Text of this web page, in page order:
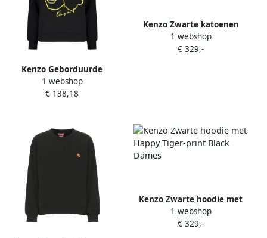
Kenzo Geborduurde
Katoenen Sweater Black
Dames
1 webshop
€ 138,18
Kenzo Zwarte katoenen
hoodie met Boke Flower
Black Dames
1 webshop
€ 329,-
Kenzo Zwarte hoodie met
Happy Tiger-print Black
Dames
1 webshop
€ 329,-